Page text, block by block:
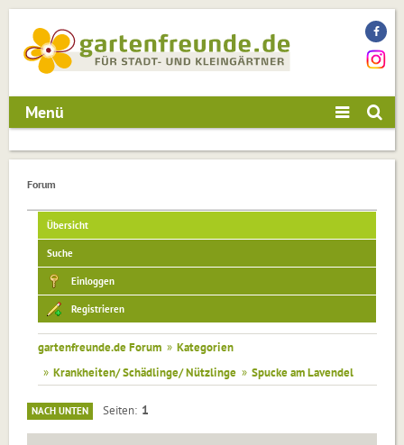
Menü
Forum
Übersicht
Suche
Einloggen
Registrieren
gartenfreunde.de Forum » Kategorien
» Krankheiten/ Schädlinge/ Nützlinge » Spucke am Lavendel
NACH UNTEN Seiten 1